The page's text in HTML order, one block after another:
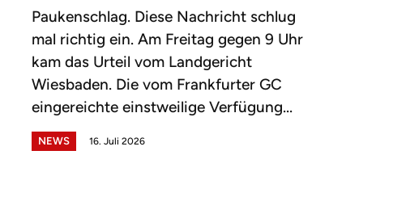
Paukenschlag. Diese Nachricht schlug
mal richtig ein. Am Freitag gegen 9 Uhr
kam das Urteil vom Landgericht
Wiesbaden. Die vom Frankfurter GC
eingereichte einstweilige Verfügung...
NEWS 16. Juli 2026